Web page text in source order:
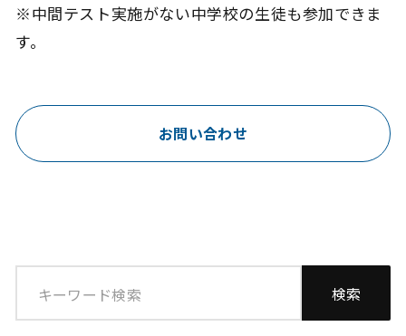
※中間テスト実施がない中学校の生徒も参加できま
す。
お問い合わせ